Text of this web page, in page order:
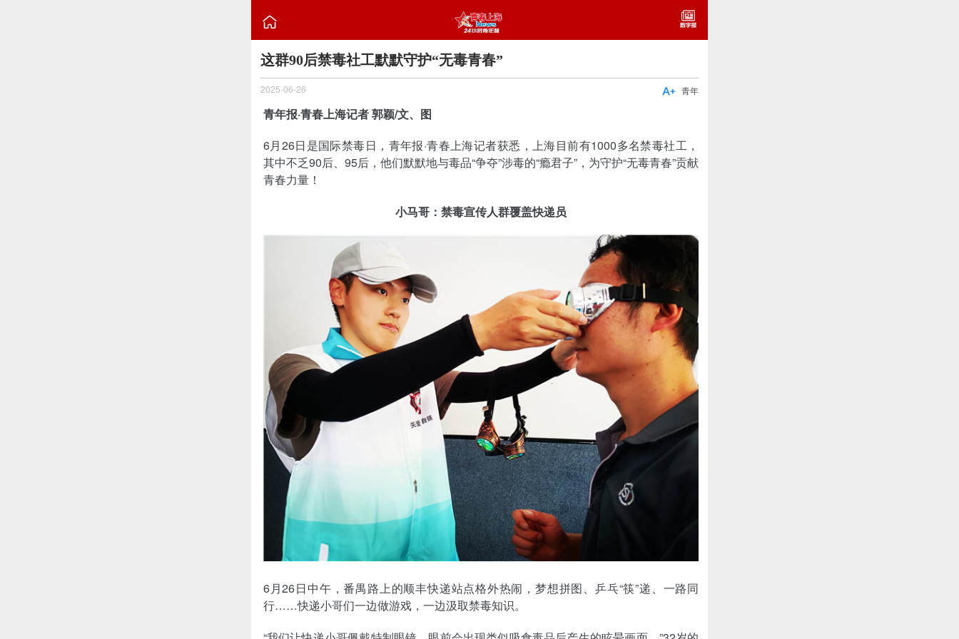

这群90后禁毒社工默默守护“无毒青春”
2025-06-26 青年

青年报·青春上海记者 郭颖/文、图
6月26日是国际禁毒日，青年报·青春上海记者获悉，上海目前有1000多名禁毒社工，
其中不乏90后、95后，他们默默地与毒品“争夺”涉毒的“瘾君子”，为守护“无毒青春”贡献
青春力量！
小马哥：禁毒宣传人群覆盖快递员
6月26日中午，番禺路上的顺丰快递站点格外热闹，梦想拼图、乒乓“筷”递、一路同
行……快递小哥们一边做游戏，一边汲取禁毒知识。